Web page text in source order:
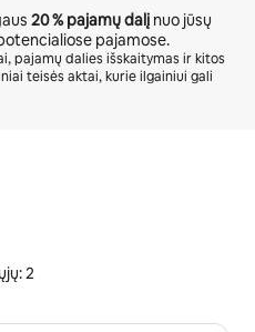
20 %pajamų dalį nuo jūsų
pajamose.
pajamų dalies išskaitymas ir kitos
teisės aktai, kurie ilgainiui gali
2